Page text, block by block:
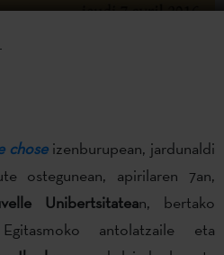
choseizenburupean, jardunaldi
ostegunean, apirilaren 7an,
Unibertsitatean, bertako
antolatzaile eta